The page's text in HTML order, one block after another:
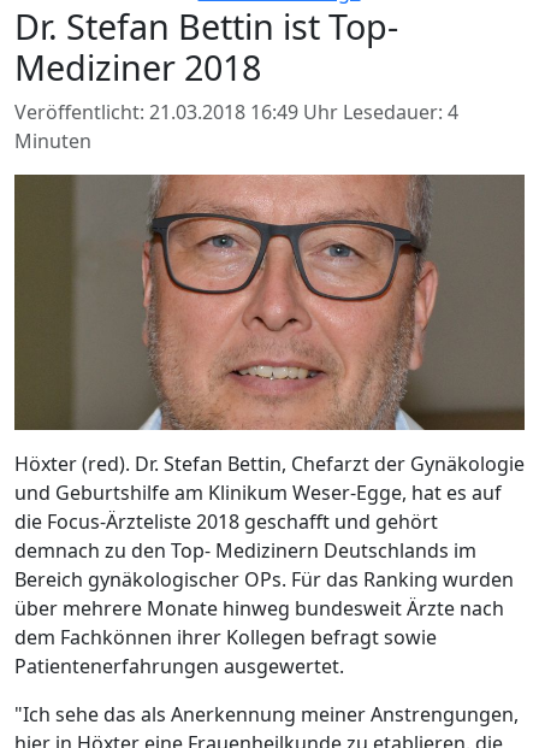
Dr. Stefan Bettin ist Top-
Mediziner 2018
Veröffentlicht: 21.03.2018 16:49 Uhr Lesedauer: 4
Minuten
Höxter (red). Dr. Stefan Bettin, Chefarzt der Gynäkologie
und Geburtshilfe am Klinikum Weser-Egge, hat es auf
die Focus-Ärzteliste 2018 geschafft und gehört
demnach zu den Top- Medizinern Deutschlands im
Bereich gynäkologischer OPs. Für das Ranking wurden
über mehrere Monate hinweg bundesweit Ärzte nach
dem Fachkönnen ihrer Kollegen befragt sowie
Patientenerfahrungen ausgewertet.
"Ich sehe das als Anerkennung meiner Anstrengungen,